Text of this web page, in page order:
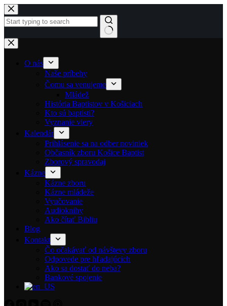
Skip to content
No results
O nás
Naše príbehy
Čomu sa venujeme
Mládež
História Baptistov v Košiciach
Kto sú baptisti?
Vyznanie viery
Kalendár
Prihlásenie sa na odber noviniek
Občasník zboru Košice Baptist
Zborový spravodaj
Kázne
Kázne zboru
Kázne mládeže
Vyučovanie
Audioknihy
Ako čítať Bibliu
Blog
Kontakt
Čo očakávať od návštevy zboru
Odpovede pre hľadajúcich
Ako sa dostať do neba?
Bankové spojenie